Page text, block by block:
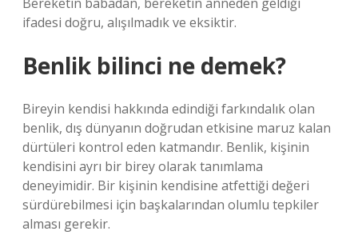
ifadesi doğru, alışılmadık ve eksiktir.
Benlik bilinci ne demek?
Bireyin kendisi hakkında edindiği farkındalık olan
benlik, dış dünyanın doğrudan etkisine maruz kalan
dürtüleri kontrol eden katmandır. Benlik, kişinin
kendisini ayrı bir birey olarak tanımlama
deneyimidir. Bir kişinin kendisine atfettiği değeri
sürdürebilmesi için başkalarından olumlu tepkiler
alması gerekir.